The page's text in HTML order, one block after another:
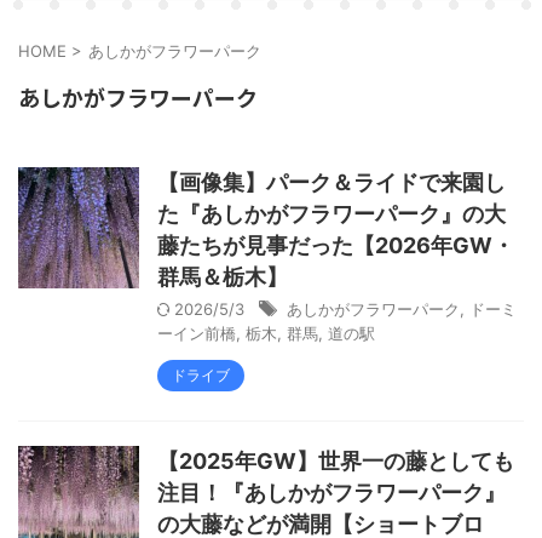
HOME > あしかがフラワーパーク
あしかがフラワーパーク
【画像集】パーク＆ライドで来園し
た『あしかがフラワーパーク』の大
藤たちが見事だった【2026年GW・
群馬＆栃木】
2026/5/3 あしかがフラワーパーク
ドーミ
ーイン前橋 栃木 群馬 道の駅
ドライブ
【2025年GW】世界一の藤としても
注目！『あしかがフラワーパーク』
の大藤などが満開【ショートブロ